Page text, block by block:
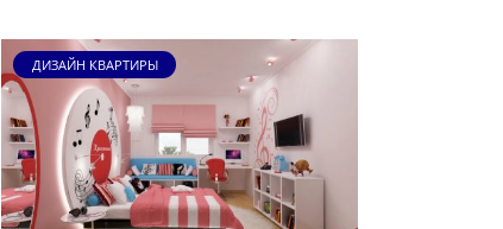
ДИЗАЙН КВАРТИРЫ